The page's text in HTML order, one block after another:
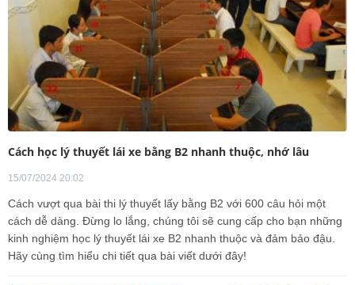
Cách học lý thuyết lái xe bằng B2 nhanh thuộc, nhớ lâu
15/07/2024 20:02
Cách vượt qua bài thi lý thuyết lấy bằng B2 với 600 câu hỏi một
cách dễ dàng. Đừng lo lắng, chúng tôi sẽ cung cấp cho bạn những
kinh nghiệm học lý thuyết lái xe B2 nhanh thuộc và đảm bảo đậu.
Hãy cùng tìm hiểu chi tiết qua bài viết dưới đây!